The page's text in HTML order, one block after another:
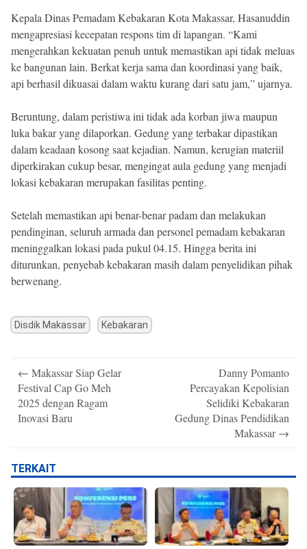
Kepala Dinas Pemadam Kebakaran Kota Makassar, Hasanuddin
mengapresiasi kecepatan respons tim di lapangan. “Kami
mengerahkan kekuatan penuh untuk memastikan api tidak meluas
ke bangunan lain. Berkat kerja sama dan koordinasi yang baik,
api berhasil dikuasai dalam waktu kurang dari satu jam,” ujarnya.
Beruntung, dalam peristiwa ini tidak ada korban jiwa maupun
luka bakar yang dilaporkan. Gedung yang terbakar dipastikan
dalam keadaan kosong saat kejadian. Namun, kerugian materiil
diperkirakan cukup besar, mengingat aula gedung yang menjadi
lokasi kebakaran merupakan fasilitas penting.
Setelah memastikan api benar-benar padam dan melakukan
pendinginan, seluruh armada dan personel pemadam kebakaran
meninggalkan lokasi pada pukul 04.15. Hingga berita ini
diturunkan, penyebab kebakaran masih dalam penyelidikan pihak
berwenang.
Disdik Makassar Kebakaran
navigation
← Makassar Siap Gelar
Festival Cap Go Meh
2025 dengan Ragam
Inovasi Baru
Danny Pomanto
Percayakan Kepolisian
Selidiki Kebakaran
Gedung Dinas Pendidikan
Makassar→
TERKAIT